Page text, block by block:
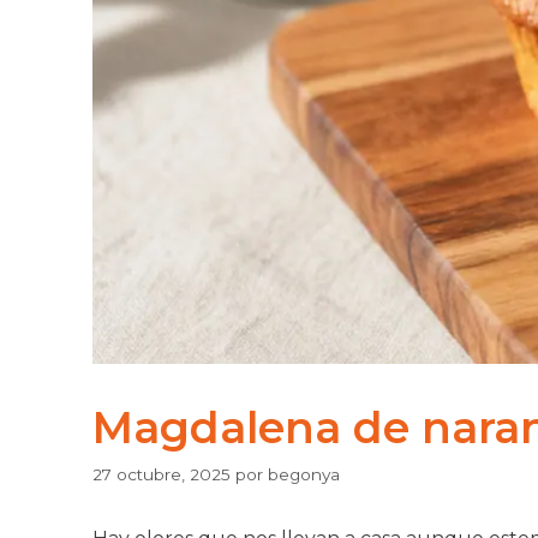
Magdalena de
27 octubre, 2025 por begonya